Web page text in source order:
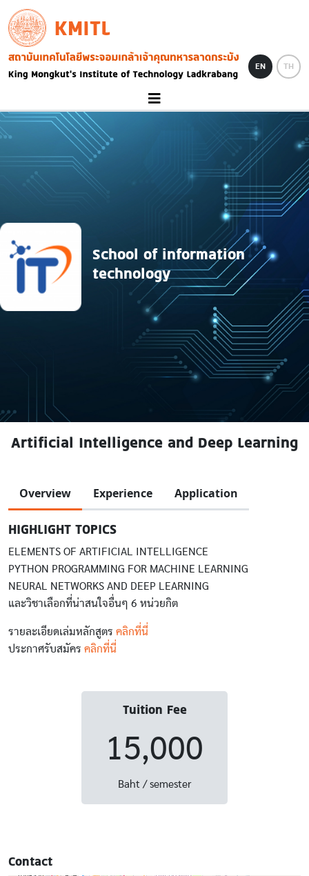
Skip to main content
KMITL
Image
EN TH
School of information
technology
Artificial Intelligence and Deep Learning
Overview Experience Application
HIGHLIGHT TOPICS
ELEMENTS OF ARTIFICIAL INTELLIGENCE
PYTHON PROGRAMMING FOR MACHINE LEARNING
NEURAL NETWORKS AND DEEP LEARNING
และวิชาเลือกที่น่าสนใจอื่นๆ 6 หน่วยกิต
รายละเอียดเล่มหลักสูตร คลิกที่นี่
ประกาศรับสมัคร คลิกที่นี่
Tuition Fee
15,000
Baht / semester
Contact